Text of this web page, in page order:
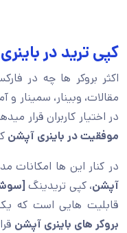
کپی ترید در
اکثر بروکر ها چه در
مقالات، وبینار،
در اختیار کاربران قرار
موفقیت در باینری آپشن
در کنار این ها امکانات
آپشن، کپی تریدینگ
قابلیت هایی است که
بروکر های باینری آپشن